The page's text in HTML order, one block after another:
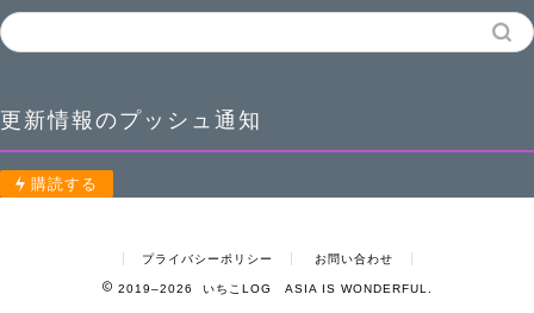
ブ
更新情報のプッシュ通知
購読する
プライバシーポリシー お問い合わせ
2019–2026 いちこLOG ASIA IS WONDERFUL.